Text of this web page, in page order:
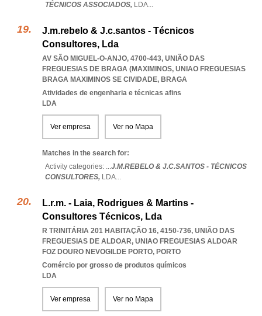
TÉCNICOS ASSOCIADOS, LDA...
J.m.rebelo & J.c.santos - Técnicos
Consultores, Lda
AV SÃO MIGUEL-O-ANJO, 4700-443, UNIÃO DAS
FREGUESIAS DE BRAGA (MAXIMINOS, UNIAO FREGUESIAS
BRAGA MAXIMINOS SE CIVIDADE, BRAGA
Atividades de engenharia e técnicas afins
LDA
Ver empresa Ver no Mapa
Matches in the search for:
Activity categories: ...J.M.REBELO & J.C.SANTOS - TÉCNICOS
CONSULTORES, LDA...
L.r.m. - Laia, Rodrigues & Martins -
Consultores Técnicos, Lda
R TRINITÁRIA 201 HABITAÇÃO 16, 4150-736, UNIÃO DAS
FREGUESIAS DE ALDOAR, UNIAO FREGUESIAS ALDOAR
FOZ DOURO NEVOGILDE PORTO, PORTO
Comércio por grosso de produtos químicos
LDA
Ver empresa Ver no Mapa